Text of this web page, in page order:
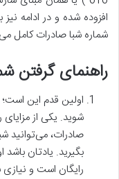
افزوده شده و در ادامه
شماره‌ شبا صادرات کامل
راهنمای گرفتن
اولین قدم این
شوید. یکی از
صادرات، می‌توانید
بگیرید. یادتان
رایگان است و